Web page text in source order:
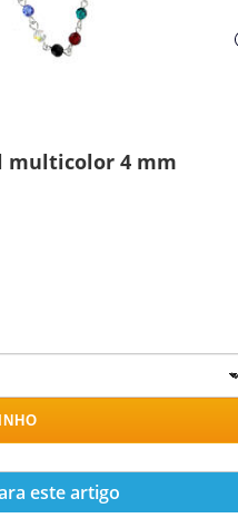
multicolor 4 mm
este artigo